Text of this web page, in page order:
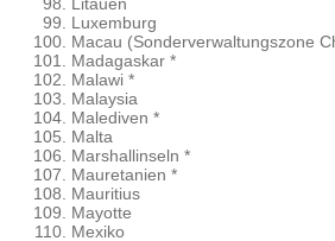
Luxemburg
Macau (Sonderverwaltungszone
Madagaskar *
Malawi *
Malaysia
Malediven *
Malta
Marshallinseln *
Mauretanien *
Mauritius
Mayotte
Mexiko